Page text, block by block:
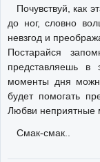
Почувствуй, как
до ног, словно
невзгод и
Постарайся
представляешь
моменты дня
будет помогать
Любви неприятные
Смак-смак..